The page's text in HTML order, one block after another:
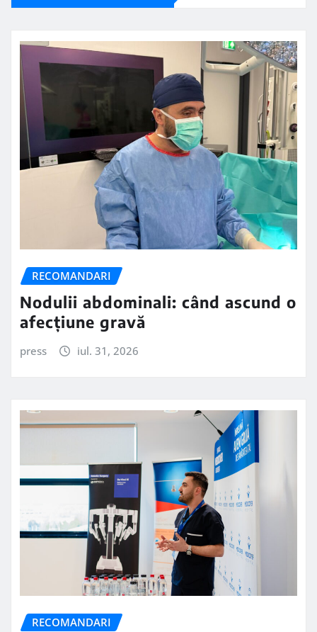
RECOMANDARI
Nodulii abdominali: când ascund o
afecțiune gravă
press iul. 31, 2026
RECOMANDARI